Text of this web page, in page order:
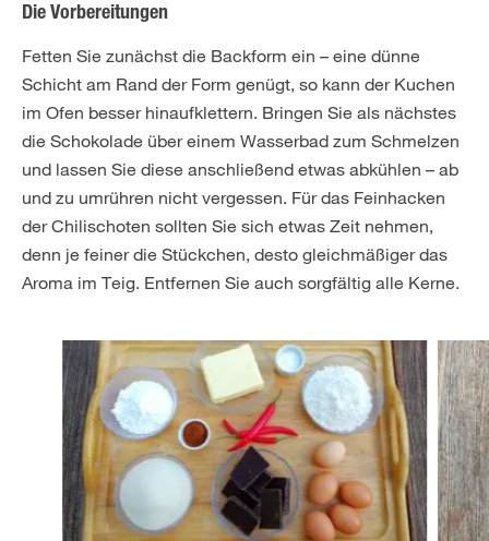
Die Vorbereitungen
Fetten Sie zunächst die Backform ein – eine dünne
Schicht am Rand der Form genügt, so kann der Kuchen
im Ofen besser hinaufklettern. Bringen Sie als nächstes
die Schokolade über einem Wasserbad zum Schmelzen
und lassen Sie diese anschließend etwas abkühlen – ab
und zu umrühren nicht vergessen. Für das Feinhacken
der Chilischoten sollten Sie sich etwas Zeit nehmen,
denn je feiner die Stückchen, desto gleichmäßiger das
Aroma im Teig. Entfernen Sie auch sorgfältig alle Kerne.